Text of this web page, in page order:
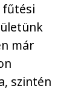
fűtési
már
szintén